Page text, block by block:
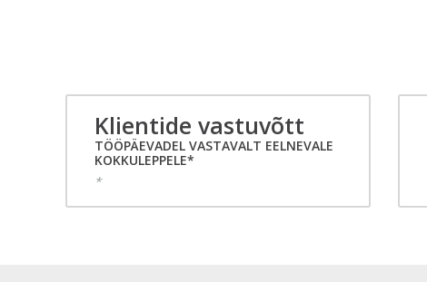
Klientide vastuvõtt
TÖÖPÄEVADEL VASTAVALT EELNEVALE
KOKKULEPPELE*
*